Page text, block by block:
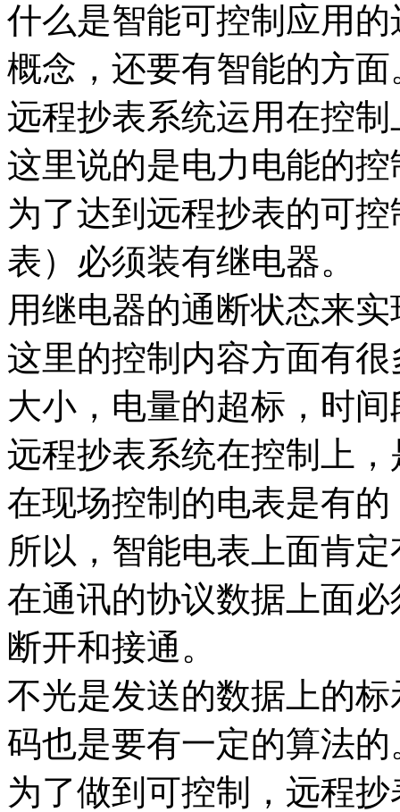
什么是智能可控制应用
概念，还要有智能的方面
远程抄表系统运用在控
这里说的是电力电能的控
为了达到远程抄表的可
表）必须装有继电器。
用继电器的通断状态来
这里的控制内容方面有
大小，电量的超标，时
远程抄表系统在控制上
在现场控制的电表是有
所以，智能电表上面肯
在通讯的协议数据上面
断开和接通。
不光是发送的数据上的
码也是要有一定的算法的
为了做到可控制，远程